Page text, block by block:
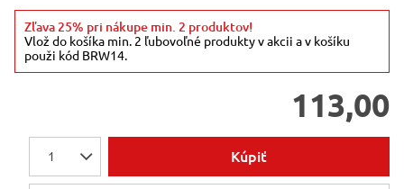
Zľava 25% pri nákupe min. 2 produktov!
Vlož do košíka min. 2 ľubovoľné produkty v akcii a v košíku
použi kód BRW14.
113,00
1 Kúpiť